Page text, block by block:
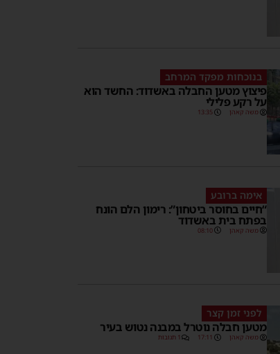
בנוכחות מפקד המרחב
פיצוץ מטען החבלה באשדוד: החשד הוא
על רקע פלילי
משה קאהן 13:35
אימה ברובע
“חיים בחוסר ביטחון”: רימון הלם הונח
בפתח בית באשדוד
משה קאהן 08:10
לפני זמן קצר
מטען חבלה נוטרל במבנה נטוש בעיר
משה קאהן 17:11 1 תגובות